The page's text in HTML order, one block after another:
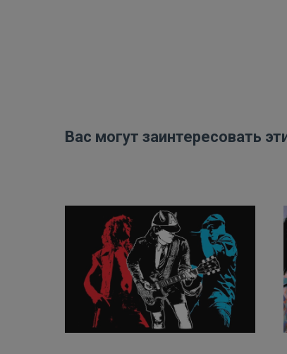
Вас могут заинтересовать